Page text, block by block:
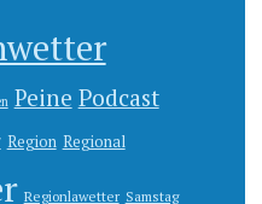
Peine Podcast
Region Regional
Regionlawetter Samstag